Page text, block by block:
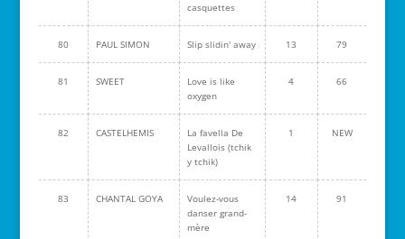
casquettes
80 PAUL SIMON Slip slidin' away 13 79
81 SWEET
Love is like
oxygen
4 66
82 CASTELHEMIS
La favella De
Levallois (tchik
y tchik)
1 NEW
83 CHANTAL GOYA
Voulez-vous
danser grand-
mère
14 91